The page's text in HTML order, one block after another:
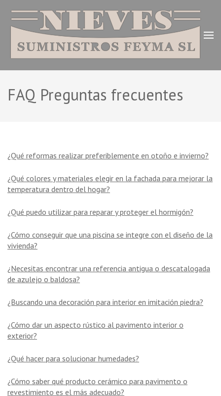
contenido
tecla
Intro)
Materiales Nieves – Suministros Feyma
S.L.
Todo en materiales de construcción, hormigón y mortero
de materiales y grúas, venta de azulejos y pavimentos.
FAQ Preguntas frecuentes
¿Qué reformas realizar preferiblemente en otoño e invierno?
¿Qué colores y materiales elegir en la fachada para mejorar la
temperatura dentro del hogar?
¿Qué puedo utilizar para reparar y proteger el hormigón?
¿Cómo conseguir que una piscina se integre con el diseño de la
vivienda?
¿Necesitas encontrar una referencia antigua o descatalogada
de azulejo o baldosa?
¿Buscando una decoración para interior en imitación piedra?
¿Cómo dar un aspecto rústico al pavimento interior o
exterior?
¿Qué hacer para solucionar humedades?
¿Cómo saber qué producto cerámico para pavimento o
revestimiento es el más adecuado?